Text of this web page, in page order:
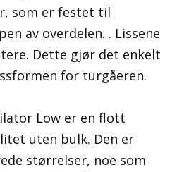
som er festet til
av overdelen. . Lissene
Dette gjør det enkelt
for turgåeren.
Low er en flott
uten bulk. Den er
størrelser, noe som